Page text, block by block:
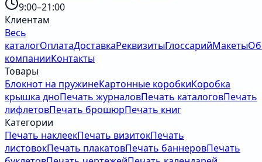
9:00–21:00
Клиентам
Весь
каталогОплатаДоставкаРеквизитыГлоссарийМакеты
компанииКонтакты
Товары
Блокнот на пружинеКартонные коробкиКоробка
крышка дноПечать журналовПечать каталоговПечать
лифлетовПечать брошюрПечать книг
Категории
Печать наклеекПечать визитокПечать
листовокПечать плакатовПечать баннеровПечать